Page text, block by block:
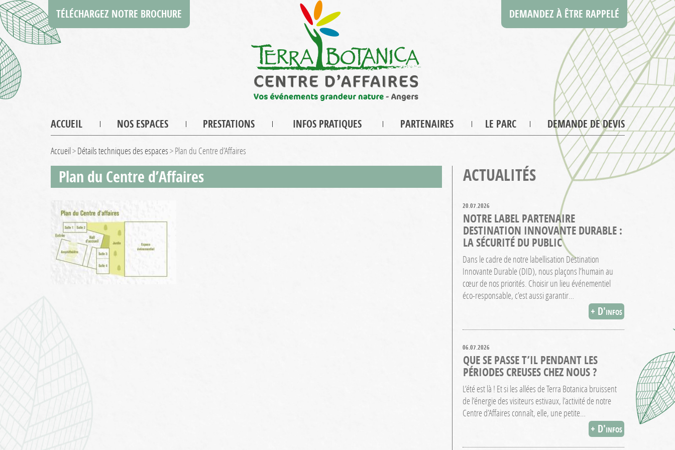
TÉLÉCHARGEZ NOTRE BROCHURE DEMANDEZ À ÊTRE RAPPELÉ
ACCUEIL NOS ESPACES PRESTATIONS INFOS PRATIQUES PARTENAIRES LE PARC DEMANDE DE DEVIS
Accueil>Détails techniques des espaces>Plan du Centre d’Affaires
Plan du Centre d’Affaires ACTUALITÉS
20.07.2026
NOTRE LABEL PARTENAIRE
DESTINATION INNOVANTE DURABLE :
LA SÉCURITÉ DU PUBLIC
Dans le cadre de notre labellisation Destination
Innovante Durable (DID), nous plaçons l’humain au
cœur de nos priorités. Choisir un lieu événementiel
éco-responsable, c’est aussi garantir…
+ D'infos
06.07.2026
QUE SE PASSE T’IL PENDANT LES
PÉRIODES CREUSES CHEZ NOUS ?
L’été est là ! Et si les allées de Terra Botanica bruissent
de l’énergie des visiteurs estivaux, l’activité de notre
Centre d’Affaires connaît, elle, une petite…
+ D'infos